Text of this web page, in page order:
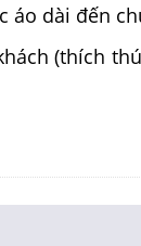
áo dài đến
(thích